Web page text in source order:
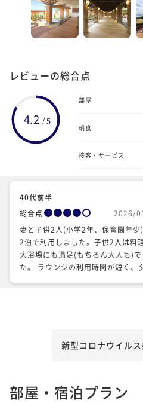
レビューの総合点
4.2 / 5
部屋
朝食
接客・サービス
40代前半
総合点
2026/
妻と子供2人(小学2年、保育園年少
2泊で利用しました。子供2人は料
大浴場にも満足(もちろん大人も)で
た。 ラウンジの利用時間が短く、夕食
新型コロナウイル
部屋・宿泊プラン